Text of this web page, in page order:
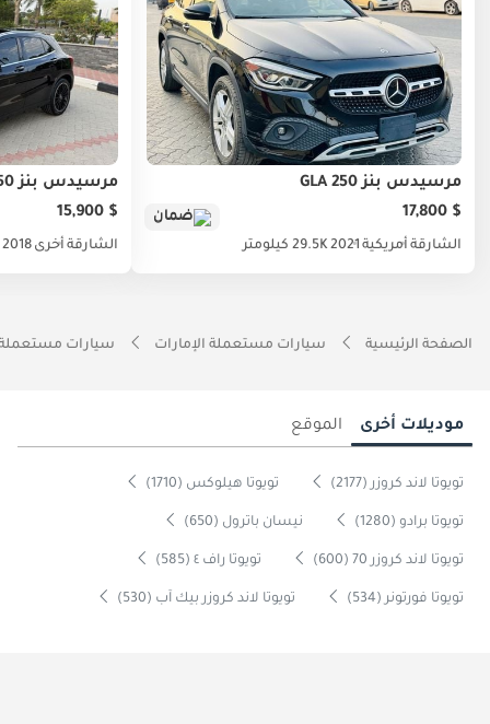
مرسيدس بنز GLA 250
$ 17,800
ضمان
الشارقة أمريكية 202129.5K كيلومتر
مرسيدس بنز GLA 250
$ 15,900
الشارقة أخرى 2018
الصفحة الرئيسية سيارات مستعملة الإمارات سيارات
موديلات أخرى الموقع
تويوتا لاند كروزر (2177) تويوتا هيلوكس (1710)
تويوتا برادو (1280) نيسان باترول (650)
تويوتا لاند كروزر 70 (600) تويوتا راف ٤ (585)
تويوتا فورتونر (534) تويوتا لاند كروزر بيك آب (530)